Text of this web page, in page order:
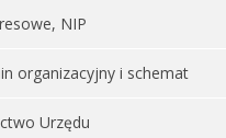
NIP
organizacyjny i schemat
Urzędu